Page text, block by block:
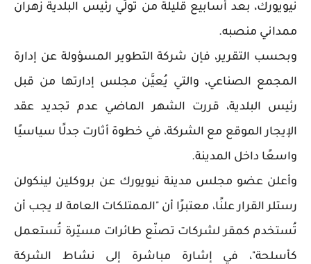
نيويورك، بعد أسابيع قليلة من تولّي رئيس البلدية زهران
ممداني منصبه.
وبحسب التقرير، فإن شركة التطوير المسؤولة عن إدارة
المجمع الصناعي، والتي يُعيَّن مجلس إدارتها من قبل
رئيس البلدية، قررت الشهر الماضي عدم تجديد عقد
الإيجار الموقع مع الشركة، في خطوة أثارت جدلًا سياسيًا
واسعًا داخل المدينة.
وأعلن عضو مجلس مدينة نيويورك عن بروكلين لينكولن
رستلر القرار علنًا، معتبرًا أن "الممتلكات العامة لا يجب أن
تُستخدم كمقر لشركات تصنّع طائرات مسيّرة تُستعمل
كأسلحة"، في إشارة مباشرة إلى نشاط الشركة